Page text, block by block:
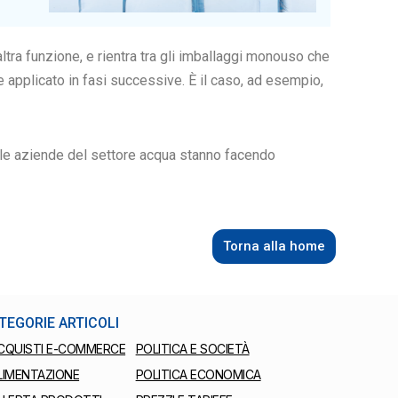
funzione, e rientra tra gli imballaggi monouso che
applicato in fasi successive. È il caso, ad esempio,
aziende del settore acqua stanno facendo
Torna alla home
ARTICOLI
E-COMMERCE
POLITICA E SOCIETÀ
POLITICA ECONOMICA